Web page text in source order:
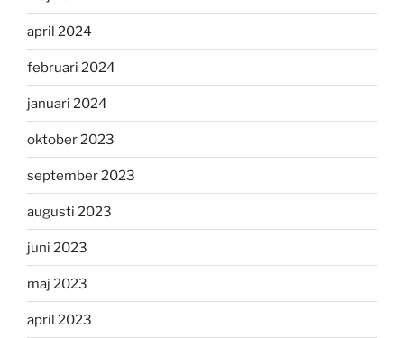
april 2024
februari 2024
januari 2024
oktober 2023
september 2023
augusti 2023
juni 2023
maj 2023
april 2023